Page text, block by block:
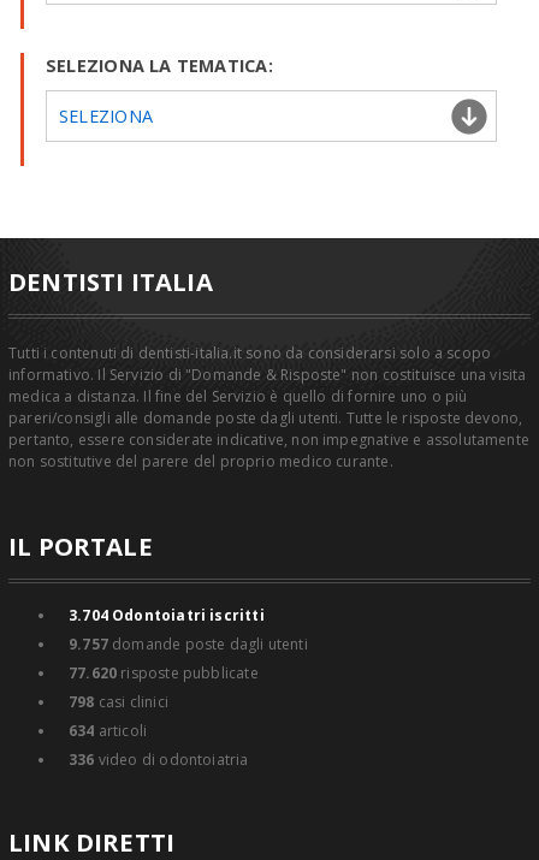
SELEZIONA LA TEMATICA:
SELEZIONA
DENTISTI ITALIA
Tutti i contenuti di dentisti-italia.it sono da considerarsi solo a scopo
informativo. Il Servizio di "Domande & Risposte" non costituisce una visita
medica a distanza. Il fine del Servizio è quello di fornire uno o più
pareri/consigli alle domande poste dagli utenti. Tutte le risposte devono,
pertanto, essere considerate indicative, non impegnative e assolutamente
non sostitutive del parere del proprio medico curante.
IL PORTALE
3.704Odontoiatri iscritti
9.757domande poste dagli utenti
77.620 risposte pubblicate
798 casi clinici
634 articoli
336 video di odontoiatria
LINK DIRETTI